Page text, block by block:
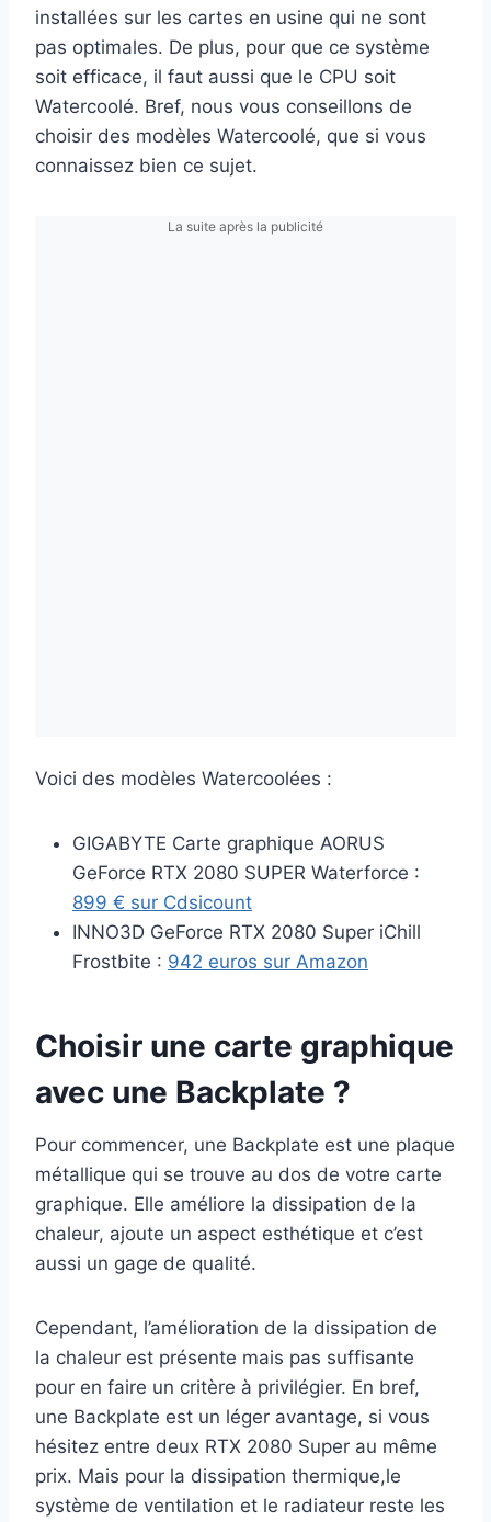
installées sur les cartes en usine qui ne sont
pas optimales. De plus, pour que ce système
soit efficace, il faut aussi que le CPU soit
Watercoolé. Bref, nous vous conseillons de
choisir des modèles Watercoolé, que si vous
connaissez bien ce sujet.
La suite après la publicité
Voici des modèles Watercoolées :
GIGABYTE Carte graphique AORUS
GeForce RTX 2080 SUPER Waterforce :
899 € sur Cdsicount
INNO3D GeForce RTX 2080 Super iChill
Frostbite : 942 euros sur Amazon
Choisir une carte graphique
avec une Backplate ?
Pour commencer, une Backplate est une plaque
métallique qui se trouve au dos de votre carte
graphique. Elle améliore la dissipation de la
chaleur, ajoute un aspect esthétique et c’est
aussi un gage de qualité.
Cependant, l’amélioration de la dissipation de
la chaleur est présente mais pas suffisante
pour en faire un critère à privilégier. En bref,
une Backplate est un léger avantage, si vous
hésitez entre deux RTX 2080 Super au même
prix. Mais pour la dissipation thermique,le
système de ventilation et le radiateur reste les